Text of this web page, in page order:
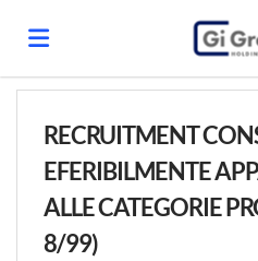
RECRUITMENT
EFERIBILMENTE
ALLE CATEGORIE
8/99)